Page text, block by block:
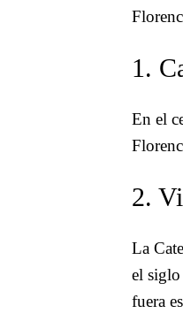
1.
En el
2.
La
el siglo
fuera